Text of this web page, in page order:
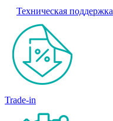
Техническая поддержка
Trade-in